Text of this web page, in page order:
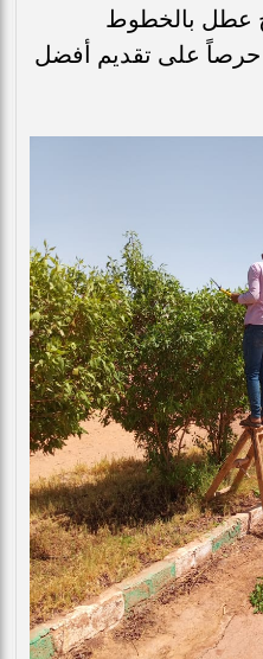
عطل بالخطوط
على تقديم أفضل